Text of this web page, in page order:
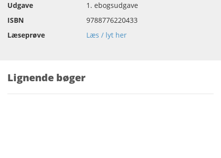
Udgave
1. ebogsudgave
ISBN
9788776220433
Læseprøve
Læs / lyt her
Lignende bøger